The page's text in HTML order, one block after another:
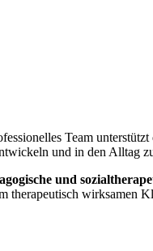
Team
und in den Alltag
und
wirksamen